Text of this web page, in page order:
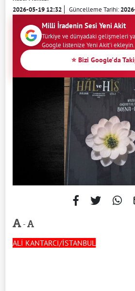
2026-05-19 12:32 Güncelleme Tarihi:
Milli İradenin Sesi Yeni Akit
Türkiye ve dünyadaki gelişmeleri
Google listenize Yeni Akit'i ekleyin.
⭐ Bizi Google'da
-
ALİ KANTARCI/İSTANBUL